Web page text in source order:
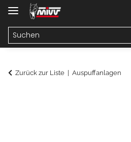
Zurück zur Liste Auspuffanlagen